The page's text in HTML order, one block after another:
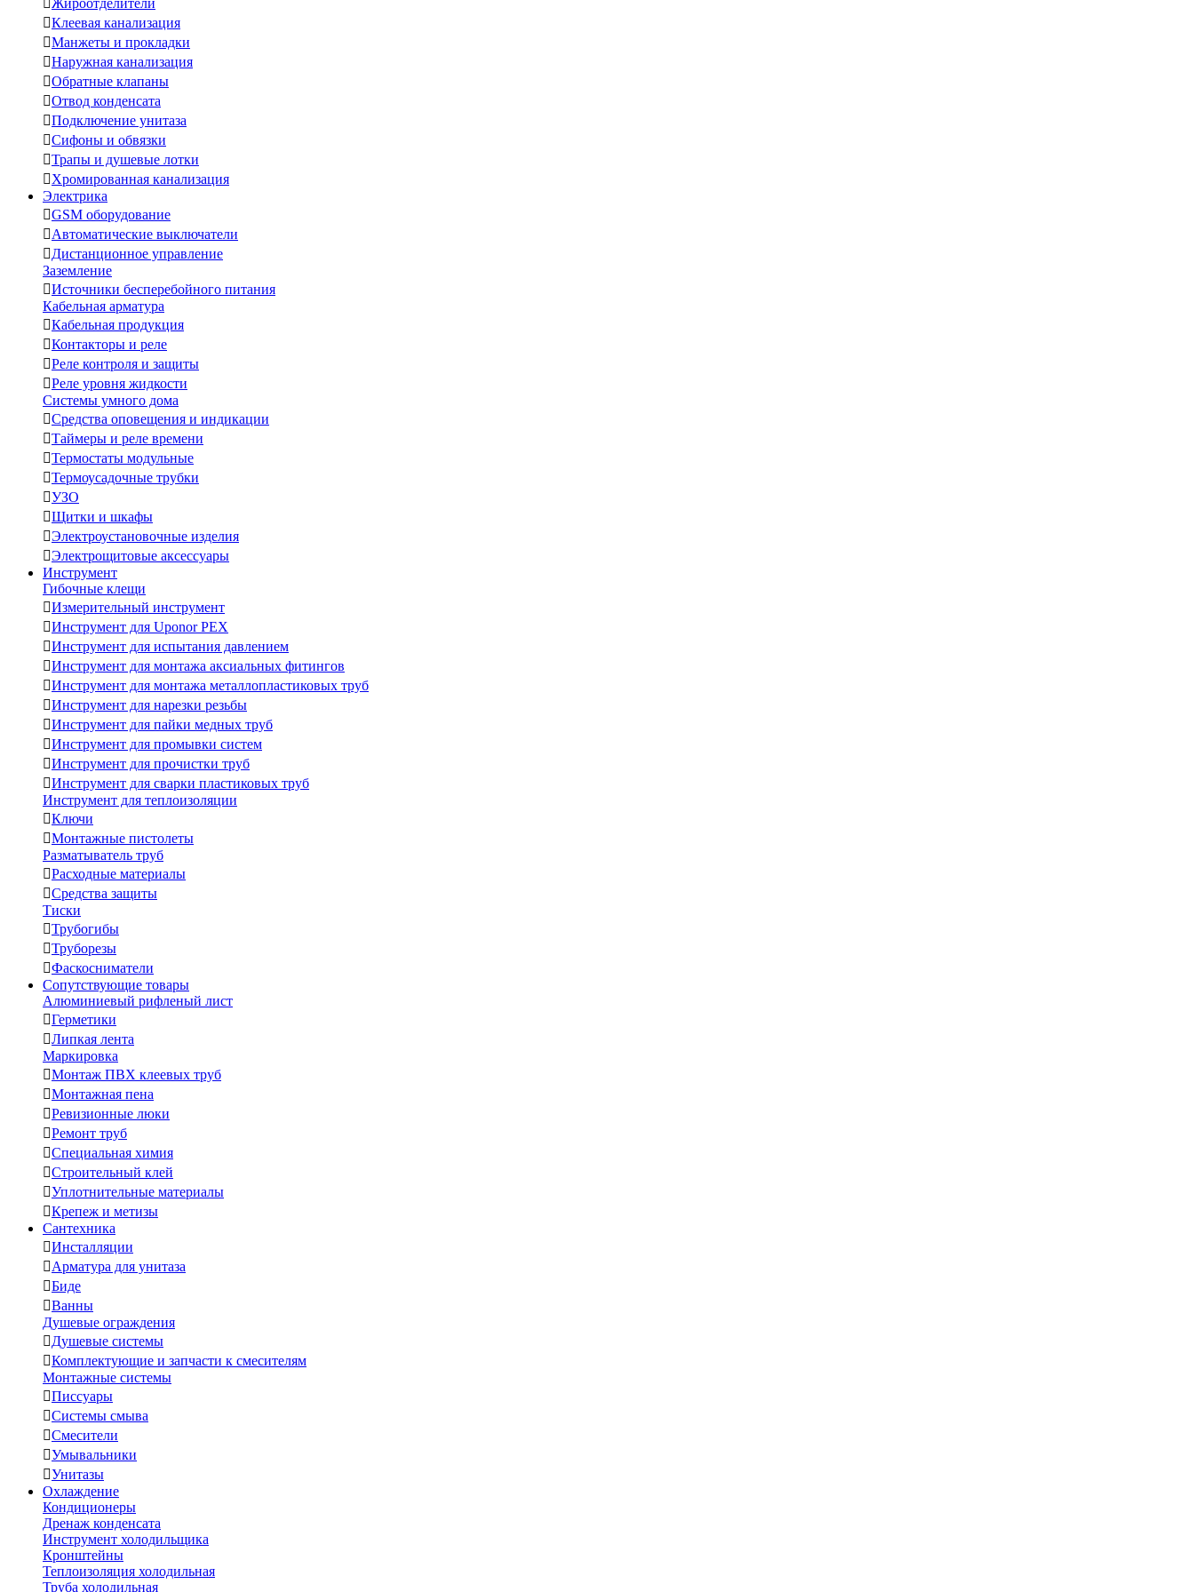
Жироотделители
Клеевая канализация
Манжеты и прокладки
Наружная канализация
Обратные клапаны
Отвод конденсата
Подключение унитаза
Сифоны и обвязки
Трапы и душевые лотки
Хромированная канализация
Электрика
GSM оборудование
Автоматические выключатели
Дистанционное управление
Заземление
Источники бесперебойного питания
Кабельная арматура
Кабельная продукция
Контакторы и реле
Реле контроля и защиты
Реле уровня жидкости
Системы умного дома
Средства оповещения и индикации
Таймеры и реле времени
Термостаты модульные
Термоусадочные трубки
УЗО
Щитки и шкафы
Электроустановочные изделия
Электрощитовые аксессуары
Инструмент
Гибочные клещи
Измерительный инструмент
Инструмент для Uponor PEX
Инструмент для испытания давлением
Инструмент для монтажа аксиальных фитингов
Инструмент для монтажа металлопластиковых труб
Инструмент для нарезки резьбы
Инструмент для пайки медных труб
Инструмент для промывки систем
Инструмент для прочистки труб
Инструмент для сварки пластиковых труб
Инструмент для теплоизоляции
Ключи
Монтажные пистолеты
Разматыватель труб
Расходные материалы
Средства защиты
Тиски
Трубогибы
Труборезы
Фаскосниматели
Сопутствующие товары
Алюминиевый рифленый лист
Герметики
Липкая лента
Маркировка
Монтаж ПВХ клеевых труб
Монтажная пена
Ревизионные люки
Ремонт труб
Специальная химия
Строительный клей
Уплотнительные материалы
Крепеж и метизы
Сантехника
Инсталляции
Арматура для унитаза
Биде
Ванны
Душевые ограждения
Душевые системы
Комплектующие и запчасти к смесителям
Монтажные системы
Писсуары
Системы смыва
Смесители
Умывальники
Унитазы
Охлаждение
Кондиционеры
Дренаж конденсата
Инструмент холодильщика
Кронштейны
Теплоизоляция холодильная
Труба холодильная